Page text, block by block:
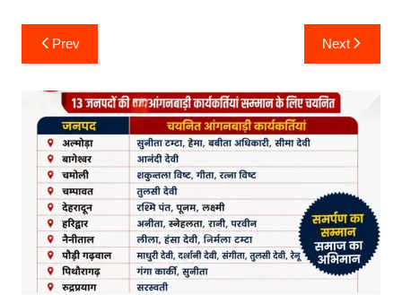
Post
navigation
Prev Next